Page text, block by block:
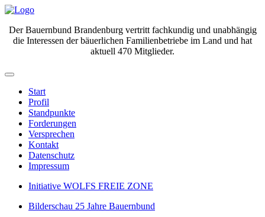
Der Bauernbund Brandenburg vertritt fachkundig und unabhängig
die Interessen der bäuerlichen Familienbetriebe im Land und hat
aktuell 470 Mitglieder.
Start
Profil
Standpunkte
Forderungen
Versprechen
Kontakt
Datenschutz
Impressum
Initiative WOLFS FREIE ZONE
Bilderschau 25 Jahre Bauernbund